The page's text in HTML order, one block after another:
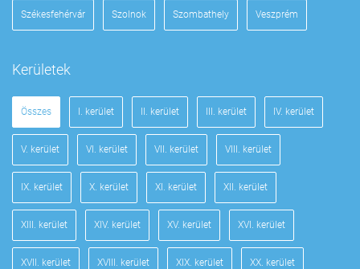
Székesfehérvár Szolnok Szombathely Veszprém
Kerületek
Összes I. kerület II. kerület III. kerület IV. kerület
V. kerület VI. kerület VII. kerület VIII. kerület
IX. kerület X. kerület XI. kerület XII. kerület
XIII. kerület XIV. kerület XV. kerület XVI. kerület
XVII. kerület XVIII. kerület XIX. kerület XX. kerület